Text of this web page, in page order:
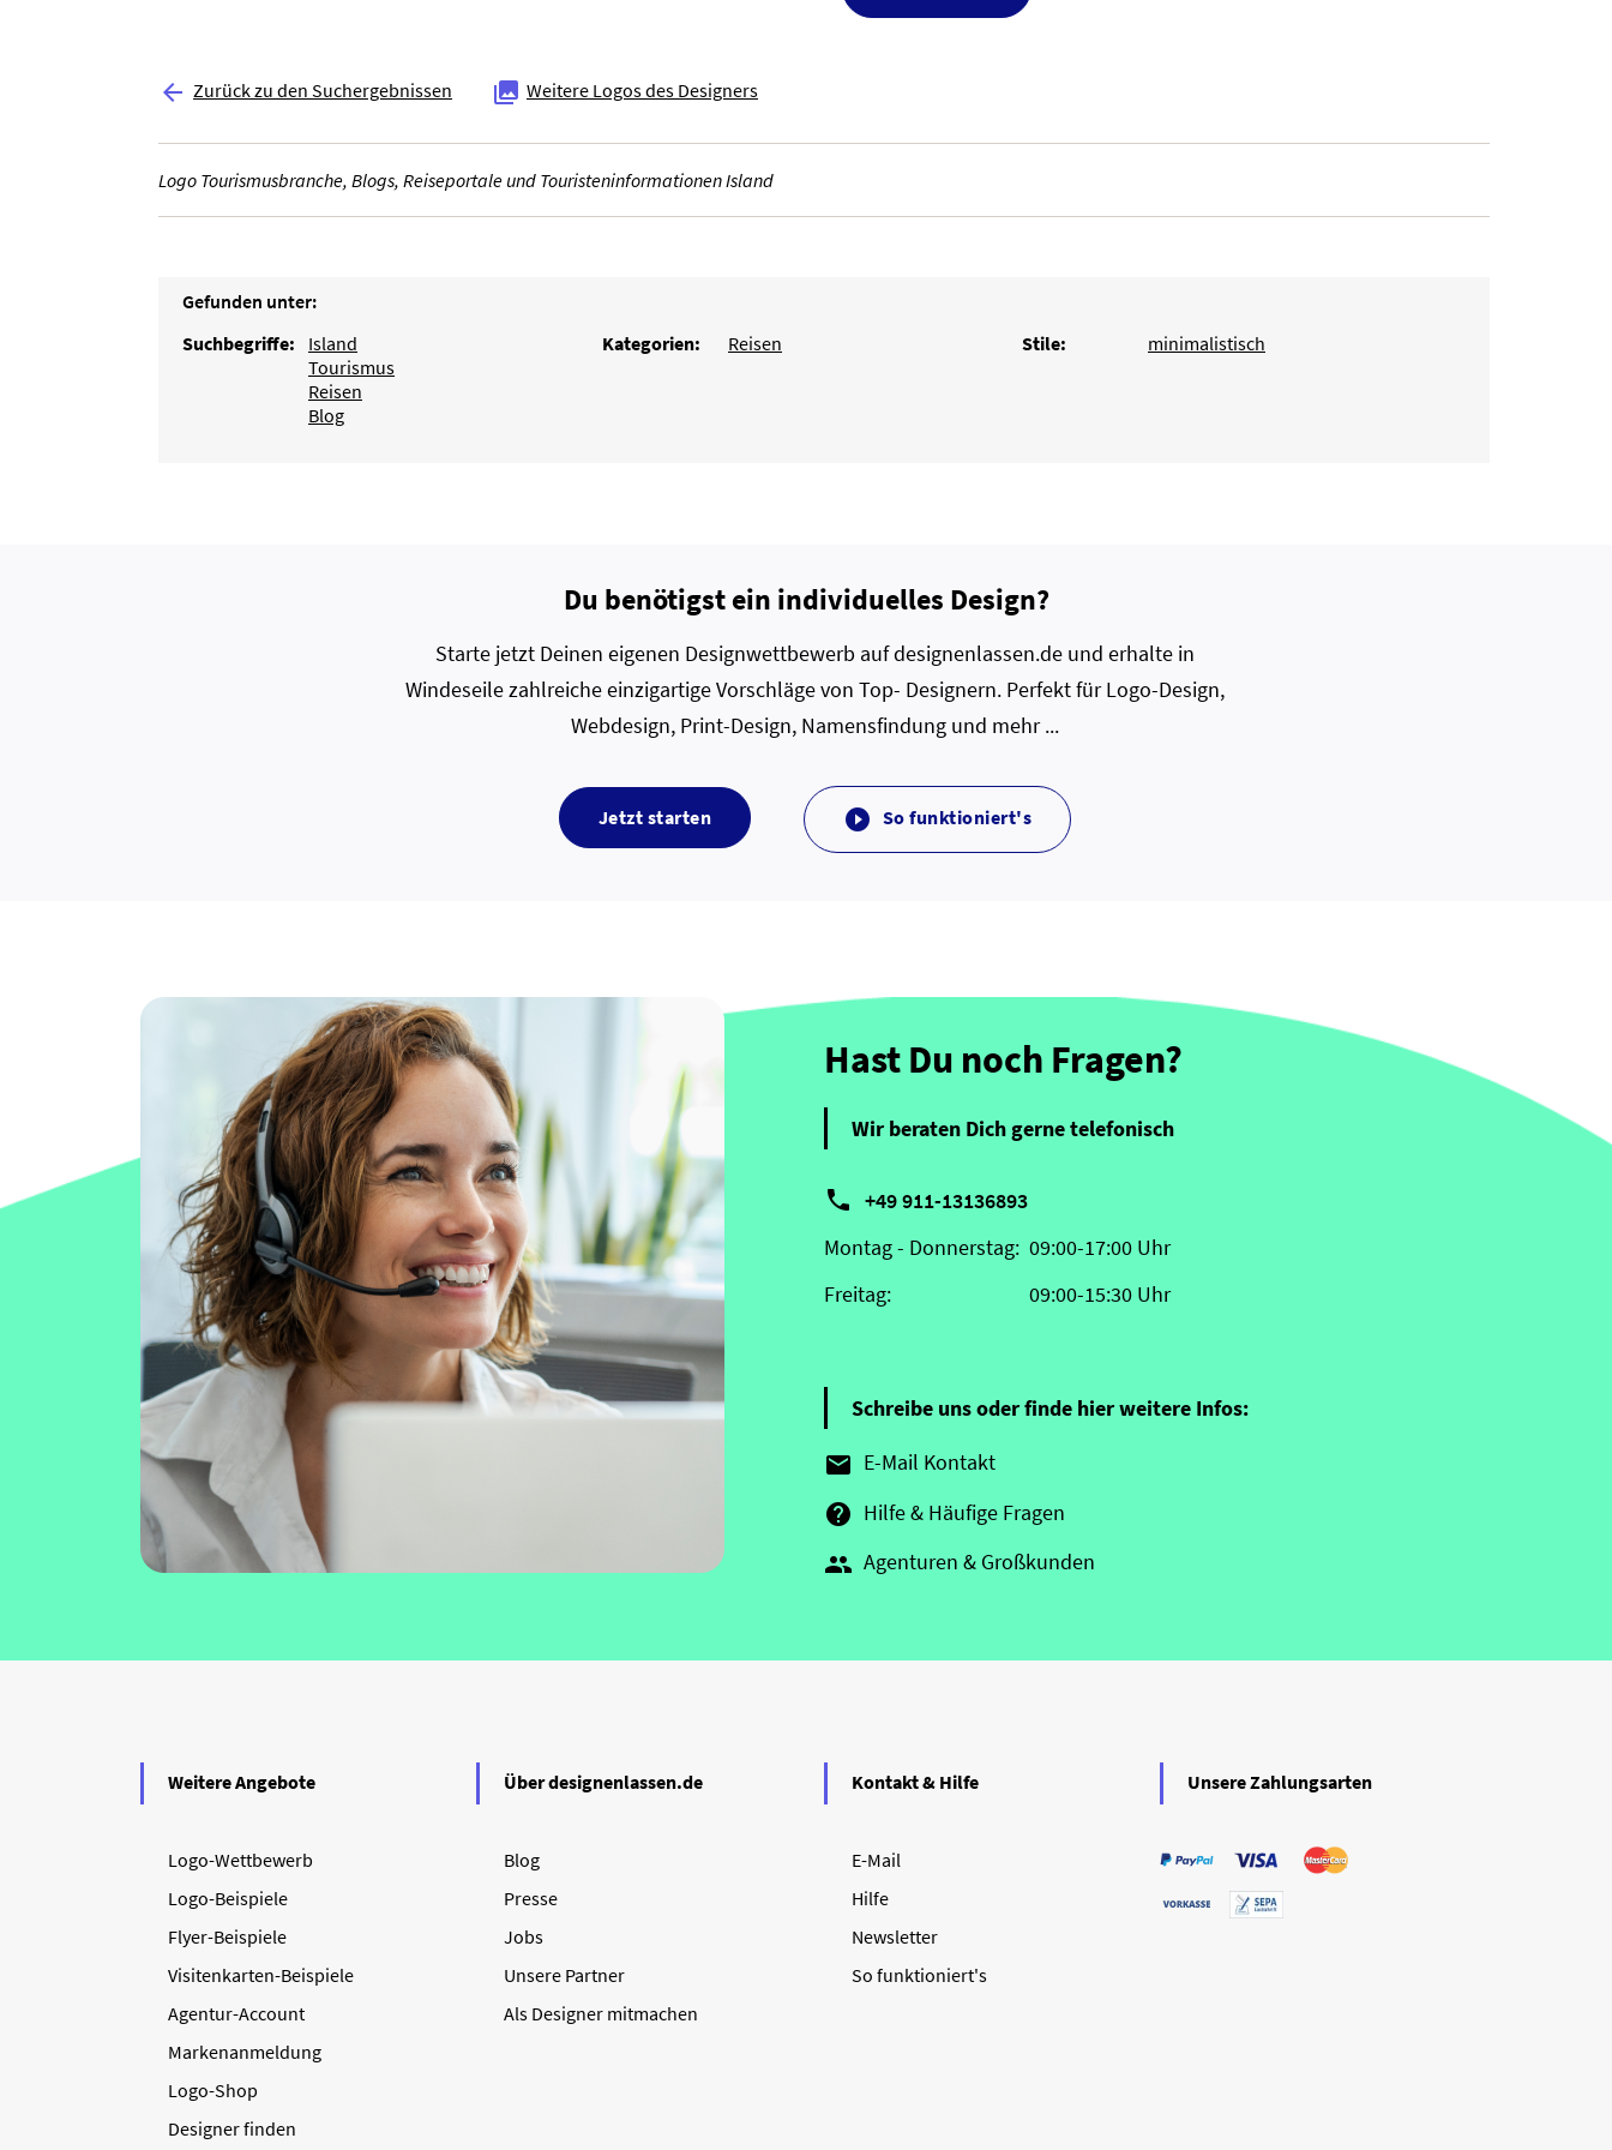
 Zurück zu den Suchergebnissen  Weitere Logos des Designers
Logo Tourismusbranche, Blogs, Reiseportale und Touristeninformationen Island
Gefunden unter:
Suchbegriffe:
Island
Tourismus
Reisen
Blog
Kategorien: Reisen Stile: minimalistisch
Du benötigst ein individuelles Design?
Starte jetzt Deinen eigenen Designwettbewerb auf designenlassen.de und erhalte in
Windeseile zahlreiche einzigartige Vorschläge von Top- Designern. Perfekt für Logo-Design,
Webdesign, Print-Design, Namensfindung und mehr ...
Jetzt starten  So funktioniert's
Hast Du noch Fragen?
Wir beraten Dich gerne telefonisch
 +49 911-13136893
Montag - Donnerstag:
Freitag:
09:00-17:00 Uhr
09:00-15:30 Uhr
Schreibe uns oder finde hier weitere Infos:
 E-Mail Kontakt
 Hilfe & Häufige Fragen
 Agenturen & Großkunden
Weitere Angebote
Logo-Wettbewerb
Logo-Beispiele
Flyer-Beispiele
Visitenkarten-Beispiele
Agentur-Account
Markenanmeldung
Logo-Shop
Designer finden
Über designenlassen.de
Blog
Presse
Jobs
Unsere Partner
Als Designer mitmachen
Kontakt & Hilfe
E-Mail
Hilfe
Newsletter
So funktioniert's
Unsere Zahlungsarten